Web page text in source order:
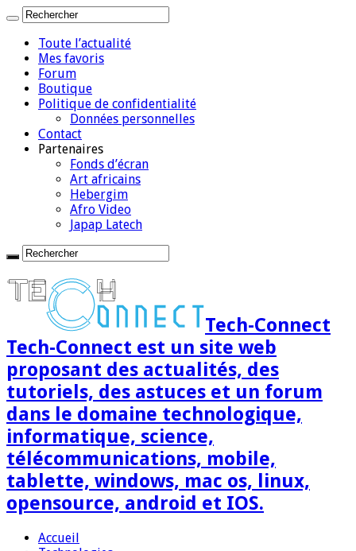
Toute l’actualité
Mes favoris
Forum
Boutique
Politique de confidentialité
Données personnelles
Contact
Partenaires
Fonds d’écran
Art africains
Hebergim
Afro Video
Japap Latech
Tech-Connect
Tech-Connect est un site web
proposant des actualités, des
tutoriels, des astuces et un forum
dans le domaine technologique,
informatique, science,
télécommunications, mobile,
tablette, windows, mac os, linux,
opensource, android et IOS.
Accueil